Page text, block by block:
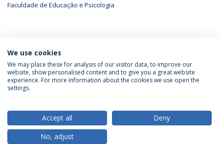
Faculdade de Educação e Psicologia
ÚLTIMAS NOTÍCIAS
Política de Privacidade
Termos & Condições
We use cookies
We may place these for analysis of our visitor data, to improve our
website, show personalised content and to give you a great website
experience. For more information about the cookies we use open the
settings.
Accept all
Deny
No, adjust